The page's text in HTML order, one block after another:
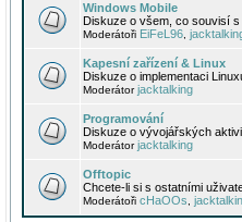
Windows Mobile
Diskuze o všem, co souvisí
Moderátoři EiFeL96
Kapesní zařízení & Linux
Diskuze o implementaci
Moderátorjacktalking
Programování
Diskuze o vývojářských
Moderátorjacktalking
Offtopic
Chcete-li si s ostatními
Moderátoři cHaOOs